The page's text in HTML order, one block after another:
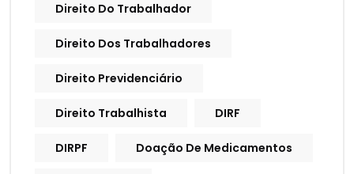
Direito Do Trabalhador
Direito Dos Trabalhadores
Direito Previdenciário
Direito Trabalhista DIRF
DIRPF Doação De Medicamentos